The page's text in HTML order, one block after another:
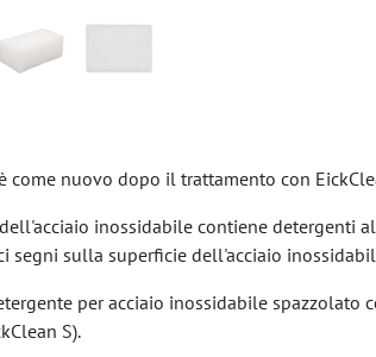
come nuovo dopo il trattamento con
inossidabile contiene
segni sulla superficie dell'acciaio
per acciaio inossidabile spazzolato
S).